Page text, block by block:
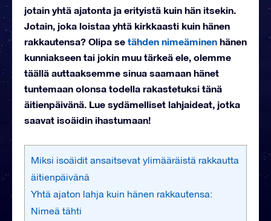
jotain yhtä ajatonta ja erityistä kuin hän itsekin.
Jotain, joka loistaa yhtä kirkkaasti kuin hänen
rakkautensa? Olipa se tähden nimeäminen hänen
kunniakseen tai jokin muu tärkeä ele, olemme
täällä auttaaksemme sinua saamaan hänet
tuntemaan olonsa todella rakastetuksi tänä
äitienpäivänä. Lue sydämelliset lahjaideat, jotka
saavat isoäidin ihastumaan!
Miksi isoäidit ansaitsevat ylimääräistä rakkautta
äitienpäivänä
Yhtä ajaton lahja kuin hänen rakkautensa:
Nimeä tähti